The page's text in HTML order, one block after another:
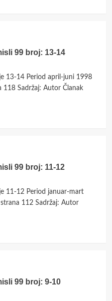
99 broj: 13-14
13-14 Period april-juni 1998
118 Sadržaj: Autor Članak
99 broj: 11-12
11-12 Period januar-mart
112 Sadržaj: Autor
99 broj: 9-10